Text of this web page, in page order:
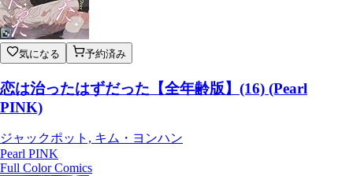
気になる 予約済み
恋は治ったはずだった【全年齢版】(16) (Pearl
PINK)
ジャックポット, キム・ヨンハン
Pearl PINK
Full Color Comics